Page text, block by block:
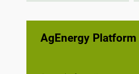
AgEnergy Platform